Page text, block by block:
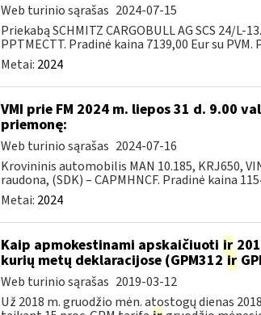
Web turinio sąrašas 2024-07-15
Priekabą SCHMITZ CARGOBULL AG SCS 24/L-
PPTMECTT. Pradinė kaina 7139,00 Eur su
Metai: 2024
VMI prie FM 2024 m. liepos 31 d. 9.00
priemonę:
Web turinio sąrašas 2024-07-16
Krovininis automobilis MAN 10.185, KRJ650,
raudona, (SDK) – CAPMHNCF. Pradinė kaina
Metai: 2024
Kaip apmokestinami apskaičiuoti ir
kurių metų deklaracijose (GPM312ir
Web turinio sąrašas 2019-03-12
Už 2018 m. gruodžio mėn. atostogų dienas